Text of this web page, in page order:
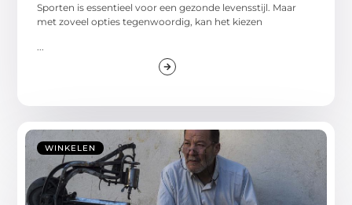
Sporten is essentieel voor een gezonde levensstijl. Maar
met zoveel opties tegenwoordig, kan het kiezen
...
WINKELEN